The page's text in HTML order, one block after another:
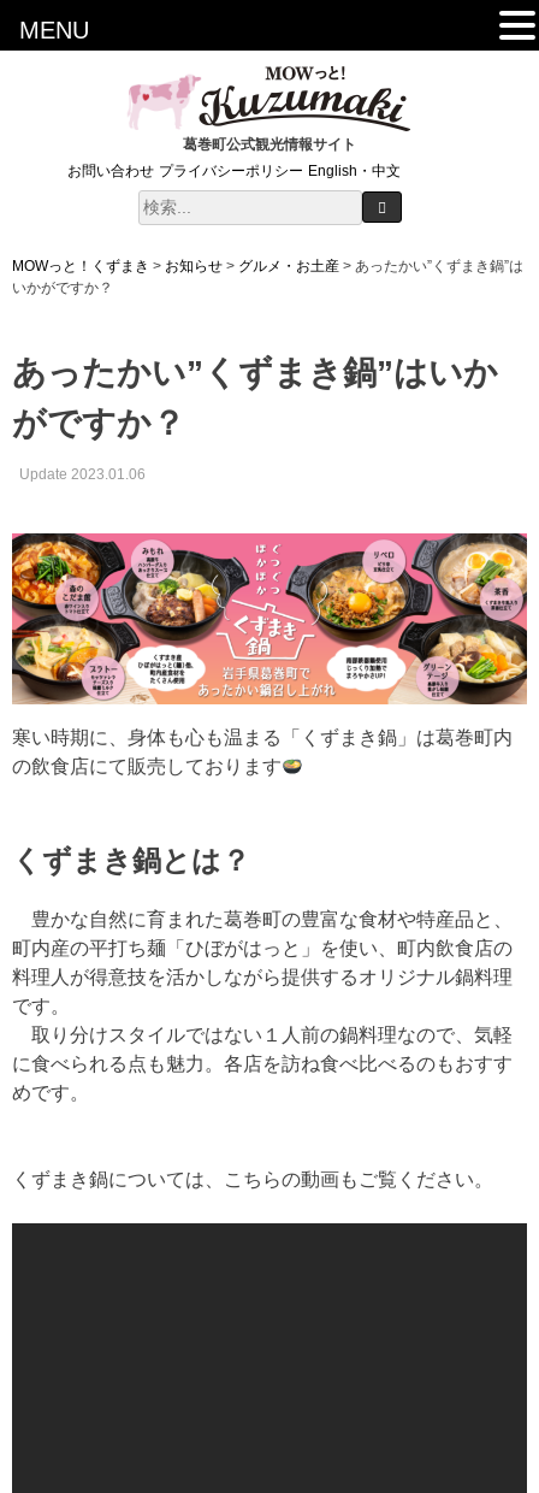
葛巻町公式観光情報サイト
お問い合わせ プライバシーポリシー English・中文
MOWっと！くずまき > お知らせ > グルメ・お土産 > あったかい”くずまき鍋”は
いかがですか？
あったかい”くずまき鍋”はいか
がですか？
Update 2023.01.06
寒い時期に、身体も心も温まる「くずまき鍋」は葛巻町内
の飲食店にて販売しております
くずまき鍋とは？
豊かな自然に育まれた葛巻町の豊富な食材や特産品と、
町内産の平打ち麺「ひぼがはっと」を使い、町内飲食店の
料理人が得意技を活かしながら提供するオリジナル鍋料理
です。
取り分けスタイルではない１人前の鍋料理なので、気軽
に食べられる点も魅力。各店を訪ね食べ比べるのもおすす
めです。
くずまき鍋については、こちらの動画もご覧ください。
MENU